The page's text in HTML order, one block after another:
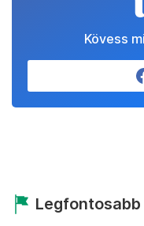
Kövess
Legfontosabb